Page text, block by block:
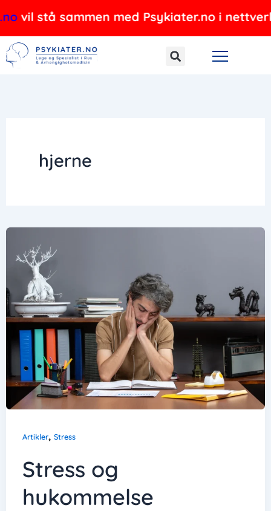
til
innholdet
stå sammen med Psykiater.no i
hjerne
Artikler, Stress
Stress og
hukommelse